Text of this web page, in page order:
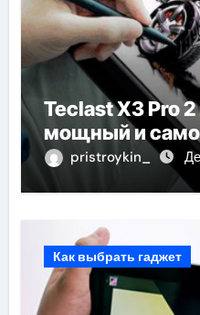
Teclast X3 Pro 2
мощный и
pristroykin_
Как выбрать гаджет